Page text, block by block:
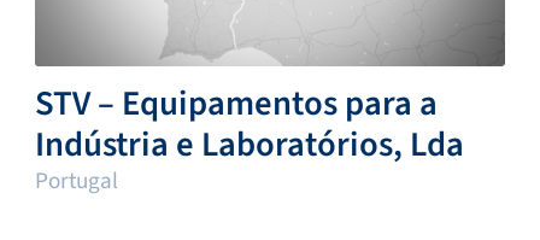
STV – Equipamentos para a
Indústria e Laboratórios, Lda
Portugal